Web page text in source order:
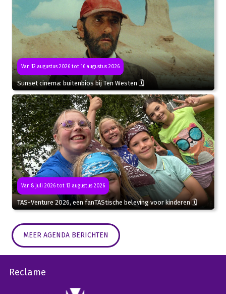
Van 12 augustus 2026 tot 16 augustus 2026
Sunset cinema: buitenbios bij Ten Westen 🗓
Van 8 juli 2026 tot 13 augustus 2026
TAS-Venture 2026, een fanTAStische beleving voor kinderen 🗓
MEER AGENDA BERICHTEN
Reclame